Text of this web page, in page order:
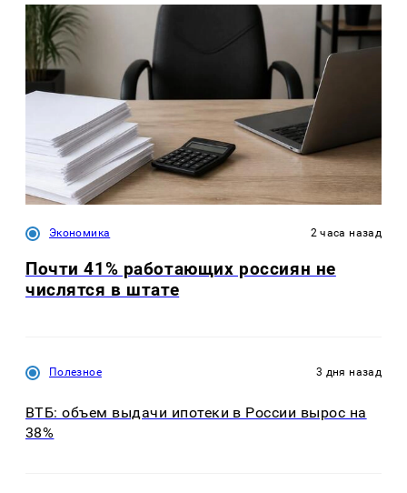
Экономика 2 часа назад
Почти 41% работающих россиян не
числятся в штате
Полезное 3 дня назад
ВТБ: объем выдачи ипотеки в России вырос на
38%